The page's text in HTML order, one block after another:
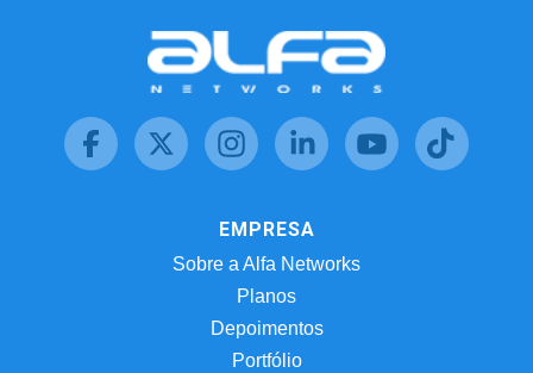
EMPRESA
Sobre a Alfa Networks
Planos
Depoimentos
Portfólio